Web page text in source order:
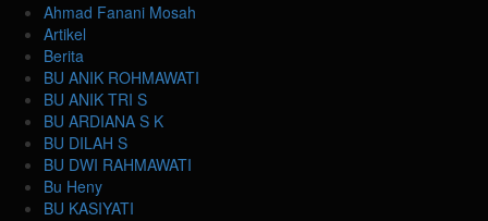
Ahmad Fanani Mosah
Artikel
Berita
BU ANIK ROHMAWATI
BU ANIK TRI S
BU ARDIANA S K
BU DILAH S
BU DWI RAHMAWATI
Bu Heny
BU KASIYATI